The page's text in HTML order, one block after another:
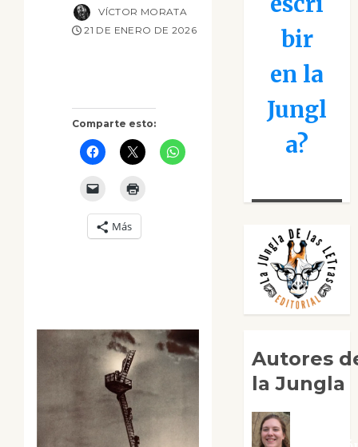
Comparte esto:
Más
VÍCTOR MORATA
21 DE ENERO DE 2026
bir
en la
Jungl
a?
Autores
la Jungla